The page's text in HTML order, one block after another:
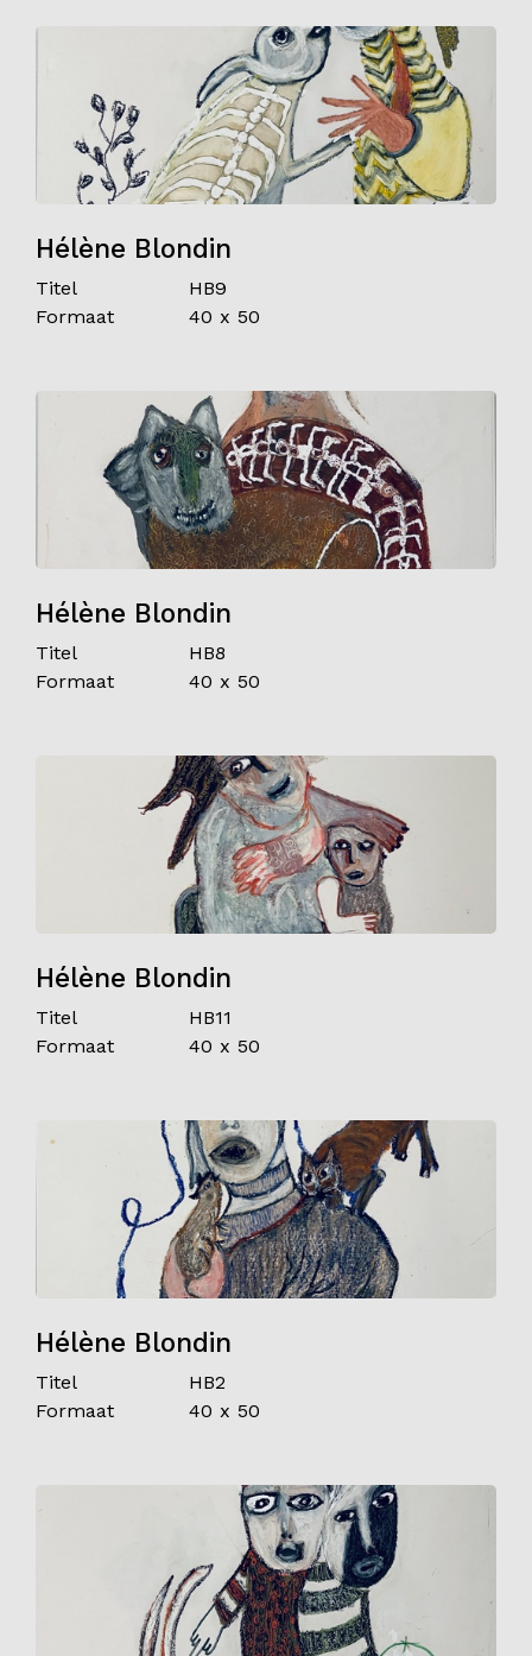
Hélène Blondin
Titel
HB9
Formaat
40 x 50
Hélène Blondin
Titel
HB8
Formaat
40 x 50
Hélène Blondin
Titel
HB11
Formaat
40 x 50
Hélène Blondin
Titel
HB2
Formaat
40 x 50